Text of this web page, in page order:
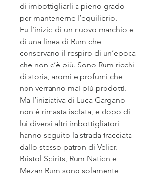
di imbottigliarli a pieno grado
per mantenerne l’equilibrio.
Fu l’inizio di un nuovo marchio e
di una linea di Rum che
conservano il respiro di un’epoca
che non c’è più. Sono Rum ricchi
di storia, aromi e profumi che
non verranno mai più prodotti.
Ma l’iniziativa di Luca Gargano
non è rimasta isolata, e dopo di
lui diversi altri imbottigliatori
hanno seguito la strada tracciata
dallo stesso patron di Velier.
Bristol Spirits, Rum Nation e
Mezan Rum sono solamente